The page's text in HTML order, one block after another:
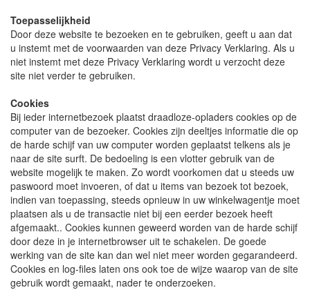
Toepasselijkheid
Door deze website te bezoeken en te gebruiken, geeft u aan dat
u instemt met de voorwaarden van deze Privacy Verklaring. Als u
niet instemt met deze Privacy Verklaring wordt u verzocht deze
site niet verder te gebruiken.
Cookies
Bij ieder internetbezoek plaatst draadloze-opladers cookies op de
computer van de bezoeker. Cookies zijn deeltjes informatie die op
de harde schijf van uw computer worden geplaatst telkens als je
naar de site surft. De bedoeling is een vlotter gebruik van de
website mogelijk te maken. Zo wordt voorkomen dat u steeds uw
paswoord moet invoeren, of dat u items van bezoek tot bezoek,
indien van toepassing, steeds opnieuw in uw winkelwagentje moet
plaatsen als u de transactie niet bij een eerder bezoek heeft
afgemaakt.. Cookies kunnen geweerd worden van de harde schijf
door deze in je internetbrowser uit te schakelen. De goede
werking van de site kan dan wel niet meer worden gegarandeerd.
Cookies en log-files laten ons ook toe de wijze waarop van de site
gebruik wordt gemaakt, nader te onderzoeken.